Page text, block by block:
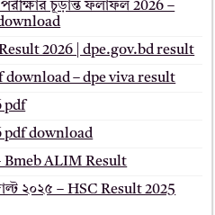
চূড়ান্ত ফলাফল 2026 –
2026 | dpe.gov.bd result
– dpe viva result
pdf
pdf download
Bmeb ALIM Result
২০২৫ – HSC Result 2025